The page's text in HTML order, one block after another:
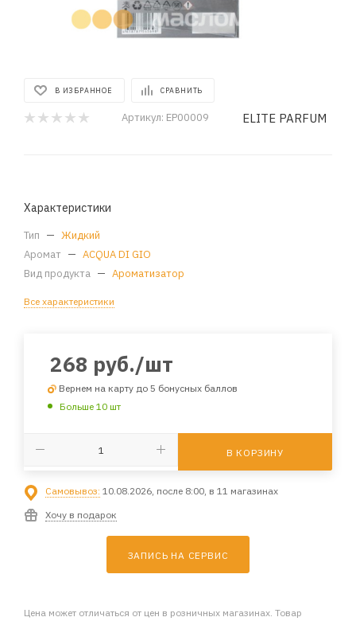
В ИЗБРАННОЕ СРАВНИТЬ
Артикул: EP00009 ELITE PARFUM
Характеристики
Тип — Жидкий
Аромат — ACQUA DI GIO
Вид продукта — Ароматизатор
Все характеристики
268 руб./шт
Вернем на карту до 5 бонусных баллов
Больше 10 шт
В КОРЗИНУ
Самовывоз: 10.08.2026, после 8:00, в 11 магазинах
Хочу в подарок
ЗАПИСЬ НА СЕРВИС
Цена может отличаться от цен в розничных магазинах. Товар